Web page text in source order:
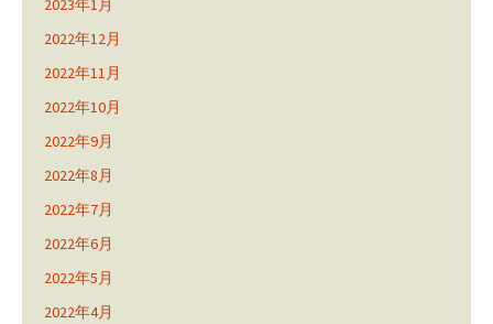
2023年1月
2022年12月
2022年11月
2022年10月
2022年9月
2022年8月
2022年7月
2022年6月
2022年5月
2022年4月